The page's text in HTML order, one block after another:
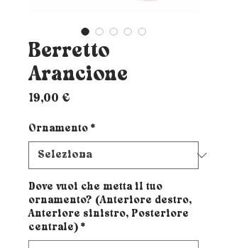
Berretto
Arancione
19,00 €
Ornamento *
Dove vuoi che metta il tuo
ornamento? (Anteriore destro,
Anteriore sinistro, Posteriore
centrale) *